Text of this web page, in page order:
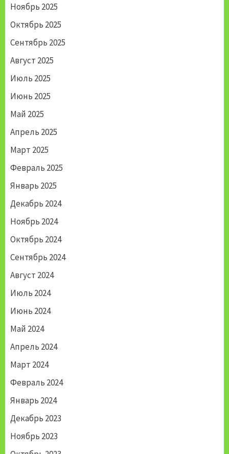
Ноябрь 2025
Октябрь 2025
Сентябрь 2025
Август 2025
Июль 2025
Июнь 2025
Май 2025
Апрель 2025
Март 2025
Февраль 2025
Январь 2025
Декабрь 2024
Ноябрь 2024
Октябрь 2024
Сентябрь 2024
Август 2024
Июль 2024
Июнь 2024
Май 2024
Апрель 2024
Март 2024
Февраль 2024
Январь 2024
Декабрь 2023
Ноябрь 2023